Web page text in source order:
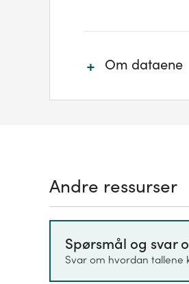
+ Om dataene
produksjon av
skjer i
Andre ressurser
Spørsmål og svar
Svar om hvordan tallene